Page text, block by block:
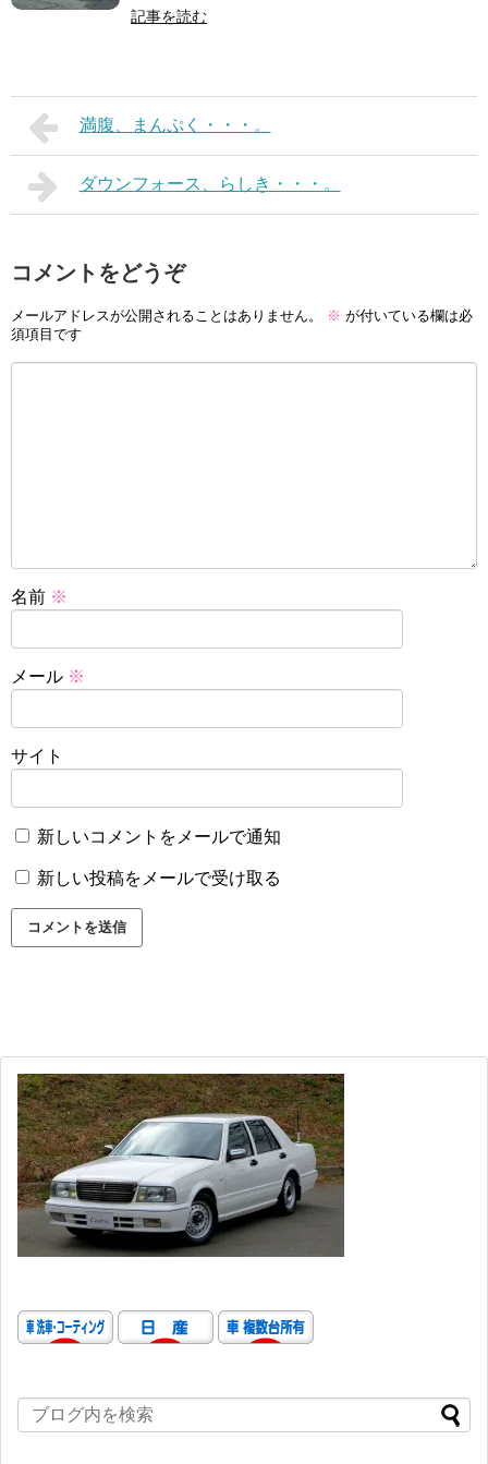
記事を読む
満腹、まんぷく・・・。
ダウンフォース、らしき・・・。
コメントをどうぞ
メールアドレスが公開されることはありません。 ※ が付いている欄は必
須項目です
名前 ※
メール ※
サイト
新しいコメントをメールで通知
新しい投稿をメールで受け取る